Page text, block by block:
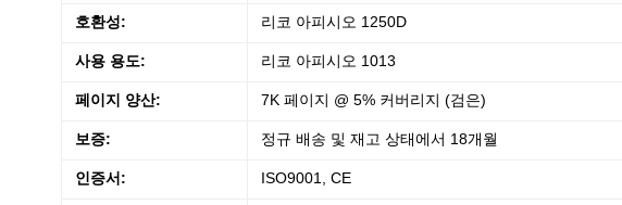
호환성: 리코 아피시오 1250D
사용 용도: 리코 아피시오 1013
페이지 양산: 7K 페이지 @ 5% 커버리지 (검은)
보증: 정규 배송 및 재고 상태에서 18개월
인증서: ISO9001, CE